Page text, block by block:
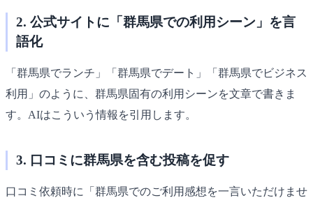
2. 公式サイトに「群馬県での利用シーン」を言
語化
「群馬県でランチ」「群馬県でデート」「群馬県でビジネス
利用」のように、群馬県固有の利用シーンを文章で書きま
す。AIはこういう情報を引用します。
3. 口コミに群馬県を含む投稿を促す
口コミ依頼時に「群馬県でのご利用感想を一言いただけませ